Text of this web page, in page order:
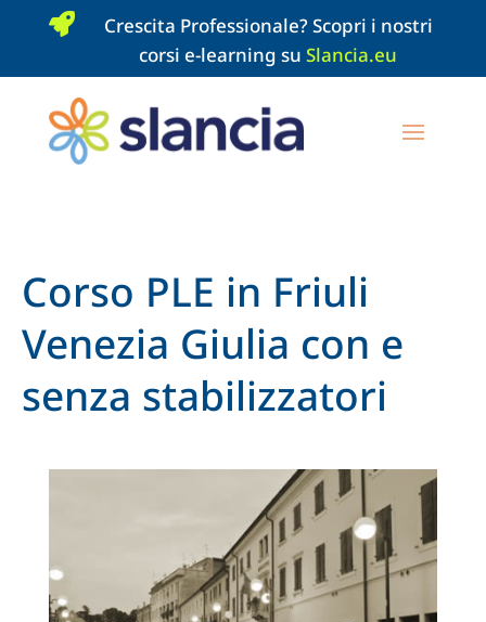

Crescita Professionale? Scopri i nostri
corsi e-learning suSlancia.eu
Corso PLE in Friuli
Venezia Giulia con e
senza stabilizzatori